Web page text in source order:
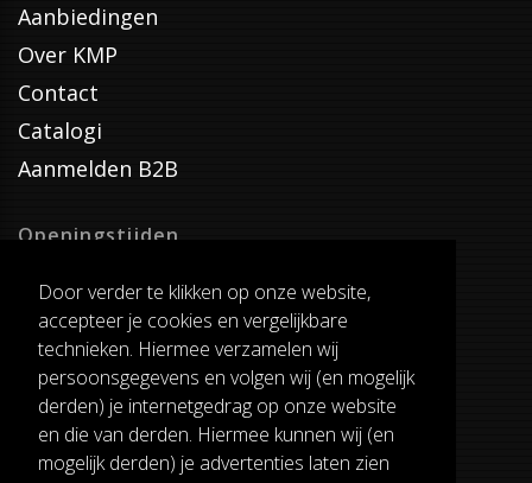
Door verder te klikken op onze website,
accepteer je cookies en vergelijkbare
technieken. Hiermee verzamelen wij
persoonsgegevens en volgen wij (en mogelijk
derden) je internetgedrag op onze website
en die van derden. Hiermee kunnen wij (en
mogelijk derden) je advertenties laten zien
Aanbiedingen
Over KMP
Contact
Catalogi
Aanmelden B2B
Openingstijden
Dinsdag T/M Zaterdag
van 8:00-17:00
Verzenddagen
Dinsdag T/M Vrijdag
Pauze
12:30-13:00